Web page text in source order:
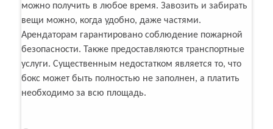
можно получить в любое время. Завозить и забирать
вещи можно, когда удобно, даже частями.
Арендаторам гарантировано соблюдение пожарной
безопасности. Также предоставляются транспортные
услуги. Существенным недостатком является то, что
бокс может быть полностью не заполнен, а платить
необходимо за всю площадь.